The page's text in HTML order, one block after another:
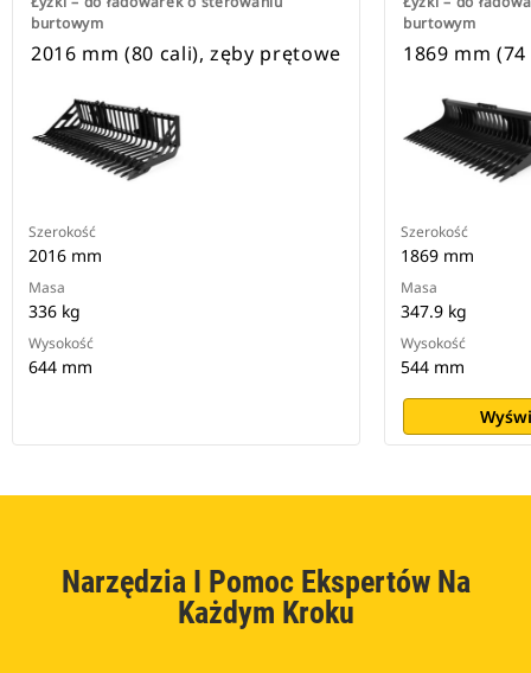
burtowym
2016 mm (80 cali), zęby prętowe
Szerokość
2016 mm
Masa
336 kg
Wysokość
644 mm
burtowym
1869 mm
Szerokość
1869 mm
Masa
347.9 kg
Wysokość
544 mm
Narzędzia I Pomoc Ekspertów Na
Każdym Kroku